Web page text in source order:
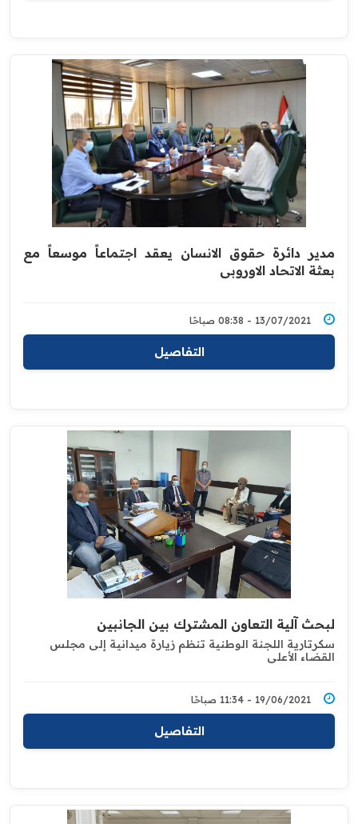
مدير دائرة حقوق الانسان يعقد اجتماعاً موسعاً مع
بعثة ‏الاتحاد الاوروبي
13/07/2021 - 08:38 صباحًا
التفاصيل
لبحث آلية التعاون المشترك بين الجانبين
سكرتارية اللجنة الوطنية تنظم زيارة ميدانية إلى مجلس
القضاء الأعلى
19/06/2021 - 11:34 صباحًا
التفاصيل